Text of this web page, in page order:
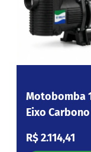
Motobomba
Eixo Carbono
Preço normal
R$ 2.114,41